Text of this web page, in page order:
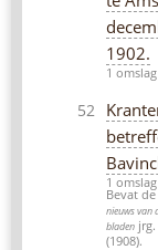
1902.
1 omslag
52
1 omslag
Bevat
nieuws van
bladen
(1908).